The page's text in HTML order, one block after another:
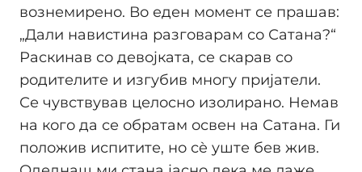
вознемирено. Во еден момент се прашав:
„Дали навистина разговарам со Сатана?“
Раскинав со девојката, се скарав со
родителите и изгубив многу пријатели.
Се чувствував целосно изолирано. Немав
на кого да се обратам освен на Сатана. Ги
положив испитите, но сè уште бев жив.